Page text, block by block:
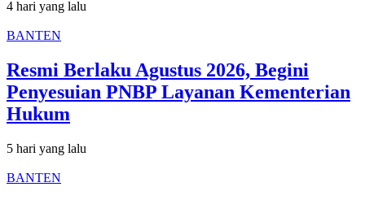
4 hari yang lalu
BANTEN
Resmi Berlaku Agustus 2026, Begini
Penyesuian PNBP Layanan Kementerian
Hukum
5 hari yang lalu
BANTEN